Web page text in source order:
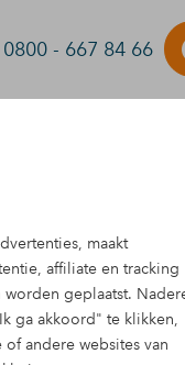
maakt
affiliate en tracking
geplaatst.
ga akkoord" te klikken,
andere websites van
0800 - 667 84 66
Contact
Benieuwd wat